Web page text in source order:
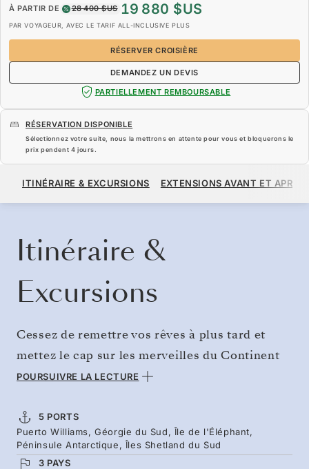
À PARTIR DE 28 400 $US 19 880 $US
PAR VOYAGEUR, AVEC LE TARIF ALL-INCLUSIVE PLUS
RÉSERVER CROISIÈRE
DEMANDEZ UN DEVIS
PARTIELLEMENT REMBOURSABLE
RÉSERVATION DISPONIBLE
Sélectionnez votre suite, nous la mettrons en attente pour vous et bloquerons le
prix pendent 4 jours.
À PARTIR DE 19 880 $US
ITINÉRAIRE & EXCURSIONS EXTENSIONS AVANT ET APRÈS
Itinéraire &
Excursions
Cessez de remettre vos rêves à plus tard et
mettez le cap sur les merveilles du Continent
blanc. Admirez des îles ancrées dans l’histoire
sud, des manchots royaux et baleines à bosse
aux colonies virevoltantes d’oiseaux marins.
Traversez le passage de Drake et voyez se
POURSUIVRE LA LECTURE
5 PORTS
Puerto Williams, Géorgie du Sud, Île de l'Éléphant,
Péninsule Antarctique, Îles Shetland du Sud
3 PAYS